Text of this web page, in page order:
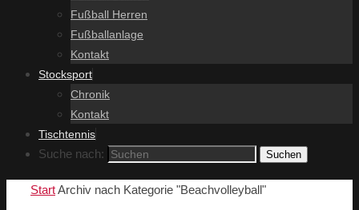
Fußball Herren
Fußballanlage
Kontakt
Stocksport
Chronik
Kontakt
Tischtennis
Suche nach: Suchen
StartArchiv nach Kategorie "Beachvolleyball"